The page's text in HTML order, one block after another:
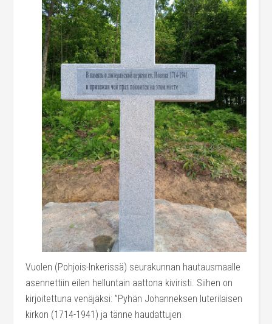
Vuolen (Pohjois-Inkerissä) seurakunnan hautausmaalle
asennettiin eilen helluntain aattona kiviristi. Siihen on
kirjoitettuna venäjäksi: ”Pyhän Johanneksen luterilaisen
kirkon (1714-1941) ja tänne haudattujen